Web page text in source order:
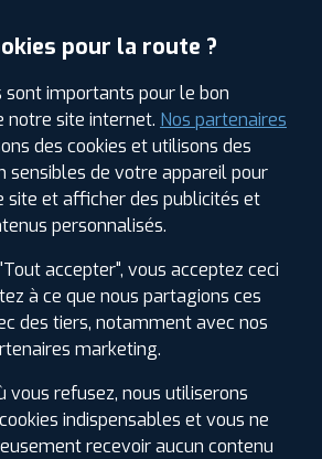
AVIS CLIENTS ÉTIQUETAGE
pour la route ?
sont importants pour le bon
notre site internet. Nos partenaires
des cookies et utilisons des
sensibles de votre appareil pour
site et afficher des publicités et
personnalisés.
accepter", vous acceptez ceci
à ce que nous partagions ces
des tiers, notamment avec nos
marketing.
vous refusez, nous utiliserons
indispensables et vous ne
recevoir aucun contenu